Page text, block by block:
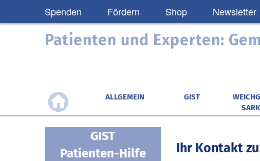
Spenden Fördern Shop Newsletter
Patienten und Experten:
ALLGEMEIN GIST
GIST
Patienten-Hilfe
Ihr Kontakt